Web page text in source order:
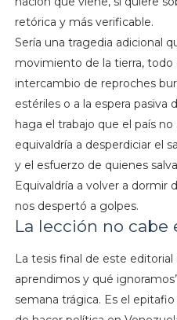
retórica y más verificable.
Sería una tragedia adicional
movimiento de la tierra, todo
intercambio de reproches
estériles o a la espera pasiva
haga el trabajo que el país
equivaldría a desperdiciar el
y el esfuerzo de quienes
Equivaldría a volver a dormir
nos despertó a golpes.
La lección no cabe
La tesis final de este editorial
aprendimos y qué
semana trágica. Es el